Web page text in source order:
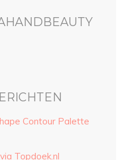
Contour Palette
Topdoek.nl